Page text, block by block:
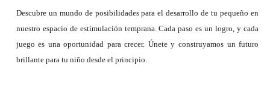
Descubre un mundo de posibilidades para el desarrollo de tu pequeño en
nuestro espacio de estimulación temprana. Cada paso es un logro, y cada
juego es una oportunidad para crecer. Únete y construyamos un futuro
brillante para tu niño desde el principio.